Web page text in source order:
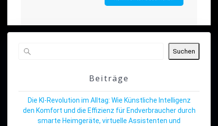
Suchen
Beiträge
Die KI-Revolution im Alltag: Wie Künstliche Intelligenz
den Komfort und die Effizienz für Endverbraucher durch
smarte Heimgeräte, virtuelle Assistenten und